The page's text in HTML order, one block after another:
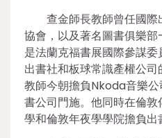
查金師長教師曾任國
協會，以及著名圖書俱樂
是法蘭克福書展國際參謀
出書社和板球常識產權公
教師今朝擔負Nkoda音樂
書公司門施。他同時在倫
學和倫敦年夜學學院擔負出